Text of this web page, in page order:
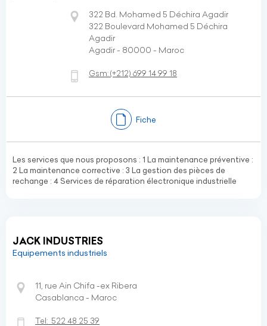
322 Bd. Mohamed 5 Déchira Agadir
322 Boulevard Mohamed 5 Déchira
Agadir
Agadir - 80000 - Maroc
Gsm:(+212) 699 14 99 18
Fiche
Les services que nous proposons : 1 La maintenance préventive :
2 La maintenance corrective : 3 La gestion des pièces de
rechange : 4 Services de réparation électronique industrielle
JACK INDUSTRIES
Equipements industriels
11, rue Ain Chifa -ex Ribera
Casablanca - Maroc
Tel: 522 48 25 39